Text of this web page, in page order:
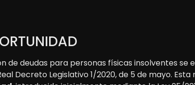
de deudas para personas físicas insolventes
Decreto Legislativo 1/2020, de 5 de mayo.